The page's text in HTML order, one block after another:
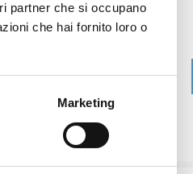
partner che si occupano
che hai fornito loro o
Marketing